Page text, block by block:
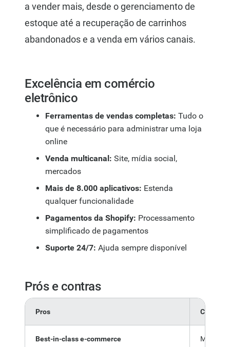
a vender mais, desde o gerenciamento de
estoque até a recuperação de carrinhos
abandonados e a venda em vários canais.
Excelência em comércio
eletrônico
Ferramentas de vendas completas: Tudo o
que é necessário para administrar uma loja
online
Venda multicanal: Site, mídia social,
mercados
Mais de 8.000 aplicativos: Estenda
qualquer funcionalidade
Pagamentos da Shopify: Processamento
simplificado de pagamentos
Suporte 24/7: Ajuda sempre disponível
Prós e contras
Pros Cons
Best-in-class e-commerce More